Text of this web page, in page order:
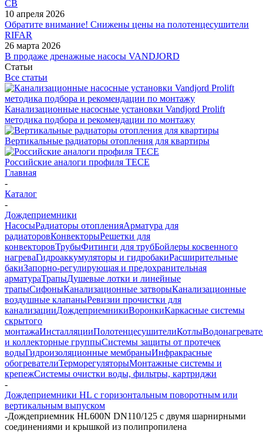
СВ
10 апреля 2026
Обратите внимание! Снижены цены на полотенцесушители
RIFAR
26 марта 2026
В продаже дренажные насосы VANDJORD
Статьи
Все статьи
Канализационные насосные установки Vandjord Prolift
методика подбора и рекомендации по монтажу
Вертикальные радиаторы отопления для квартиры
Российские аналоги профиля TECE
Главная
-
Каталог
-
Дождеприемники
НасосыРадиаторы отопленияАрматура для
радиаторовКонвекторыРешетки для
конвекторовТрубыФитинги для трубБойлеры косвенного
нагреваГидроаккумуляторы и гидробакиРасширительные
бакиЗапорно-регулирующая и предохранительная
арматураТрапыДушевые лотки и линейные
трапыСифоныКанализационные затворыКанализационные
воздушные клапаныРевизии прочистки для
канализацииДождеприемникиВоронкиКаркасные системы
скрытого
монтажаИнсталляцииПолотенцесушителиКотлы
и коллекторные группыСистемы защиты от протечек
водыГидроизоляционные мембраныИнфракрасные
обогревателиТерморегуляторыМонтажные системы и
крепежСистемы очистки воды, фильтры, картриджи
-
Дождеприемники HL с горизонтальным поворотным или
вертикальным выпуском
-Дождеприемник HL600N DN110/125 с двумя шарнирными
соединениями и крышкой из полипропилена